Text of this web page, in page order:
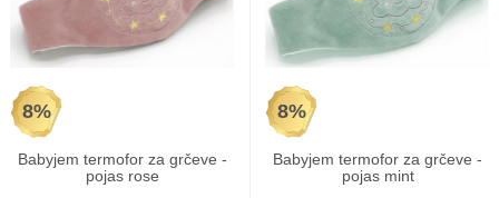
8%
Babyjem termofor za grčeve -
pojas rose
8%
Babyjem termofor za grčeve -
pojas mint